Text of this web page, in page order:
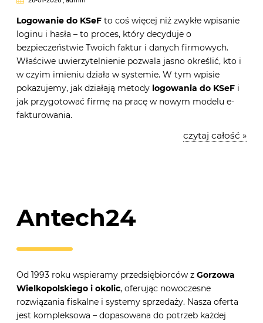
Logowanie do KSeF to coś więcej niż zwykłe wpisanie
loginu i hasła – to proces, który decyduje o
bezpieczeństwie Twoich faktur i danych firmowych.
Właściwe uwierzytelnienie pozwala jasno określić, kto i
w czyim imieniu działa w systemie. W tym wpisie
pokazujemy, jak działają metody logowania do KSeF i
jak przygotować firmę na pracę w nowym modelu e-
fakturowania.
czytaj całość »
Antech24
Od 1993 roku wspieramy przedsiębiorców z Gorzowa
Wielkopolskiego i okolic, oferując nowoczesne
rozwiązania fiskalne i systemy sprzedaży. Nasza oferta
jest kompleksowa – dopasowana do potrzeb każdej